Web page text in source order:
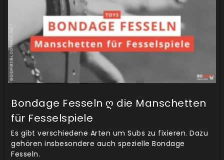
Bondage Fesseln ღ die Manschetten
für Fesselspiele
Es gibt verschiedene Arten um Subs zu fixieren. Dazu
gehören insbesondere auch spezielle Bondage
Fesseln.